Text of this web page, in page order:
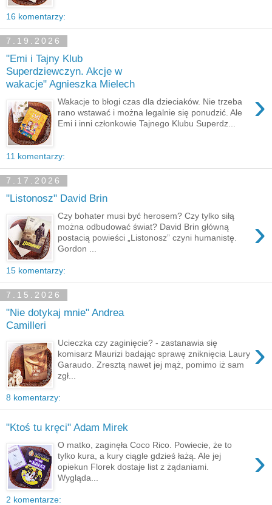
16 komentarzy:
7.19.2026
"Emi i Tajny Klub
Superdziewczyn. Akcje w
wakacje" Agnieszka Mielech
›
Wakacje to błogi czas dla dzieciaków. Nie trzeba
rano wstawać i można legalnie się ponudzić. Ale
Emi i inni członkowie Tajnego Klubu Superdz...
11 komentarzy:
7.17.2026
"Listonosz" David Brin
›
Czy bohater musi być herosem? Czy tylko siłą
można odbudować świat? David Brin główną
postacią powieści „Listonosz” czyni humanistę.
Gordon ...
15 komentarzy:
7.15.2026
"Nie dotykaj mnie" Andrea
Camilleri
›
Ucieczka czy zaginięcie? - zastanawia się
komisarz Maurizi badając sprawę zniknięcia Laury
Garaudo. Zresztą nawet jej mąż, pomimo iż sam
zgł...
8 komentarzy:
"Ktoś tu kręci" Adam Mirek
›
O matko, zaginęła Coco Rico. Powiecie, że to
tylko kura, a kury ciągle gdzieś łażą. Ale jej
opiekun Florek dostaje list z żądaniami.
Wygląda...
2 komentarze: